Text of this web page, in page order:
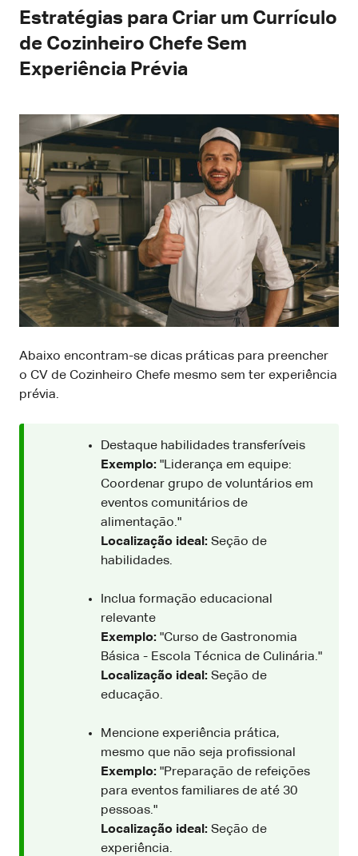
Estratégias para Criar um Currículo
de Cozinheiro Chefe Sem
Experiência Prévia
Abaixo encontram-se dicas práticas para preencher
o CV de Cozinheiro Chefe mesmo sem ter experiência
prévia.
Destaque habilidades transferíveis
Exemplo: "Liderança em equipe:
Coordenar grupo de voluntários em
eventos comunitários de
alimentação."
Localização ideal: Seção de
habilidades.
Inclua formação educacional
relevante
Exemplo: "Curso de Gastronomia
Básica - Escola Técnica de Culinária."
Localização ideal: Seção de
educação.
Mencione experiência prática,
mesmo que não seja profissional
Exemplo: "Preparação de refeições
para eventos familiares de até 30
pessoas."
Localização ideal: Seção de
experiência.